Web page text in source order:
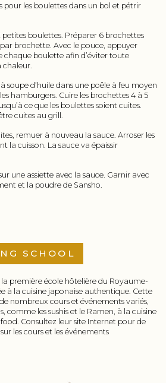
pour les boulettes dans un bol et pétrir
petites boulettes. Préparer 6 brochettes
brochette. Avec le pouce, appuyer
boulette afin d’éviter toute
chaleur.
soupe d’huile dans une poêle à feu moyen
hamburgers. Cuire les brochettes 4 à 5
ce que les boulettes soient cuites.
cuites au grill.
remuer à nouveau la sauce. Arroser les
la cuisson. La sauce va épaissir
une assiette avec la sauce. Garnir avec
et la poudre de Sansho.
SCHOOL
première école hôtelière du Royaume-
à la cuisine japonaise authentique. Cette
nombreux cours et événements variés,
comme les sushis et le Ramen, à la cuisine
Consultez leur site Internet pour de
les cours et les événements